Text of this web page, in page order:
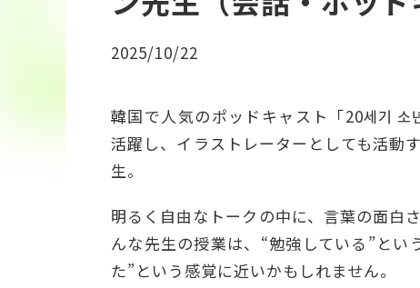
2025/10/22
韓国で人気のポッドキャスト「20세기
活躍し、イラストレーターとしても活動
生。
明るく自由なトークの中に、言葉の面
んな先生の授業は、“勉強している”と
た”という感覚に近いかもしれません。